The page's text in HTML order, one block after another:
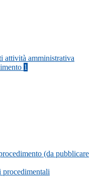
attività amministrativa
1
(da pubblicare